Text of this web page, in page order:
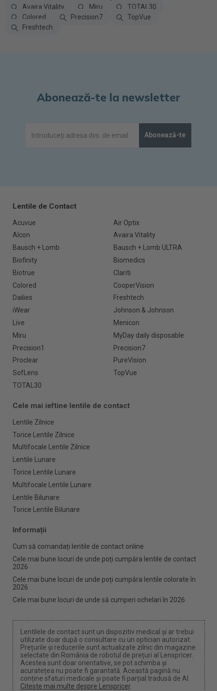
Avaira Vitality
Miru
TOTAL30
Colored
Precision7
TopVue
Freshtech
Abonează-te la newsletter
Abonează-te
Lentile de Contact
Acuvue
Air Optix
Alcon
Avaira Vitality
Bausch + Lomb
Bausch + Lomb ULTRA
Biofinity
Biomedics
Biotrue
Clariti
Colored
CooperVision
Dailies
Freshtech
iWear
Johnson & Johnson
Live
Menicon
Miru
MyDay daily disposable
Precision1
Precision7
Proclear
PureVision
SofLens
TopVue
TOTAL30
Cele mai ieftine lentile de contact
Lentile Zilnice
Torice Lentile Zilnice
Multifocale Lentile Zilnice
Lentile Lunare
Torice Lentile Lunare
Multifocale Lentile Lunare
Lentile Bilunare
Torice Lentile Bilunare
Informații
Cum să comandați lentile de contact online
Cele mai bune locuri de unde poți cumpăra lentile de contact
2026
Cele mai bune locuri de unde poți cumpăra lentile colorate în
2026
Cele mai bune locuri de unde să cumperi ochelari în 2026
Lentilele de contact sunt un dispozitiv medical și ar trebui
utilizate doar după o consultare cu un optician autorizat.
Prețurile și reducerile sunt actualizate zilnic din magazine
selectate din România de robotul de prețuri al Lenspricer.
Acestea sunt doar orientative, se pot schimba și
acuratețea nu poate fi garantată. Această pagină nu
conține sfaturi medicale și poate fi parțial tradusă de AI.
Citeste mai multe despre Lenspricer.